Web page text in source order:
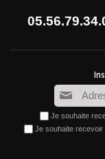
Je souhaite
Je souhaite